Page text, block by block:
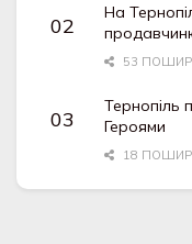
На
53
Тернопіль
Героями
18